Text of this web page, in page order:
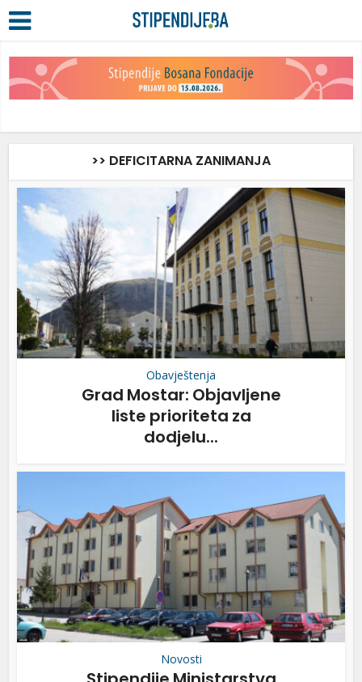
>> DEFICITARNA ZANIMANJA
Obavještenja
Grad Mostar: Objavljene
liste prioriteta za
dodjelu...
Novosti